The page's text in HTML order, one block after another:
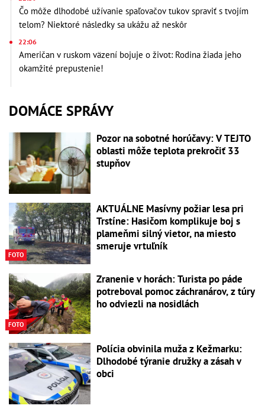
Čo môže dlhodobé užívanie spaľovačov tukov spraviť s tvojím
telom? Niektoré následky sa ukážu až neskôr
22:06
Američan v ruskom väzení bojuje o život: Rodina žiada jeho
okamžité prepustenie!
DOMÁCE SPRÁVY
Pozor na sobotné horúčavy: V TEJTO
oblasti môže teplota prekročiť 33
stupňov
FOTO
AKTUÁLNE Masívny požiar lesa pri
Trstíne: Hasičom komplikuje boj s
plameňmi silný vietor, na miesto
smeruje vrtuľník
FOTO
Zranenie v horách: Turista po páde
potreboval pomoc záchranárov, z túry
ho odviezli na nosidlách
Polícia obvinila muža z Kežmarku:
Dlhodobé týranie družky a zásah v
obci